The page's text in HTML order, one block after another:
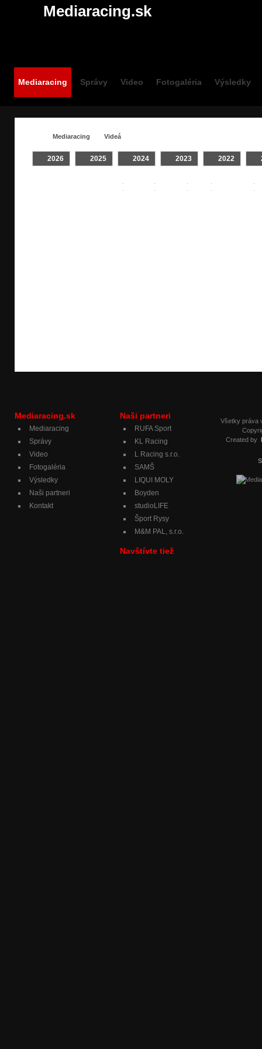
Mediaracing.sk
Mediaracing Správy Video Fotogaléria Výsledky
Mediaracing Videá
2026 2025 2024 2023 2022
Mediaracing.sk
Mediaracing
Správy
Video
Fotogaléria
Výsledky
Naši partneri
Kontakt
Všetky práva
Created by
Naši partneri
RUFA Sport
KL Racing
L Racing s.r.o.
SAMŠ
LIQUI MOLY
Boyden
studioLIFE
Šport Rysy
M&M PAL, s.r.o.
Navštívte tiež